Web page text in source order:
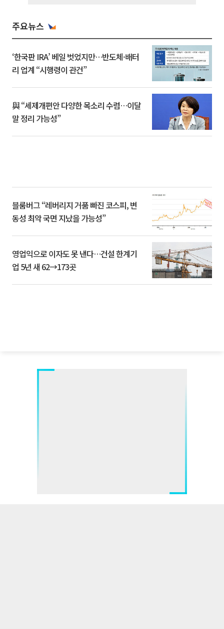
주요뉴스
‘한국판 IRA’ 베일 벗었지만…반도체·배터
리 업계 “시행령이 관건”
與 “세제개편안 다양한 목소리 수렴…이달
말 정리 가능성”
블룸버그 “레버리지 거품 빠진 코스피, 변
동성 최악 국면 지났을 가능성”
영업익으로 이자도 못 낸다…건설 한계기
업 5년 새 62→173곳